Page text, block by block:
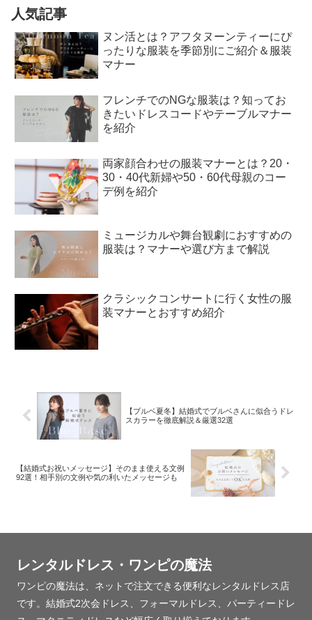
人気記事
ヌン活とは？アフタヌーンティーにぴ
ったりな服装を季節別にご紹介＆服装
マナー
フレンチでのNGな服装は？知ってお
きたいドレスコードやテーブルマナー
を紹介
両家顔合わせの服装マナーとは？20・
30・40代新婦や50・60代母親のコー
デ例を紹介
ミュージカルや舞台観劇におすすめの
服装は？マナーや選び方まで解説
クラシックコンサートに行く女性の服
装マナーとおすすめ紹介
【ブルベ夏冬】結婚式でブルベさんに似合うドレ
スカラーを徹底解説＆厳選32選
【結婚式お祝いメッセージ】そのまま使える文例
92選！相手別の文例や気の利いたメッセージも
レンタルドレス・ワンピの魔法
ワンピの魔法は、ネットで注文できる便利なレンタルドレス店
です。結婚式2次会ドレス、フォーマルドレス、パーティードレ